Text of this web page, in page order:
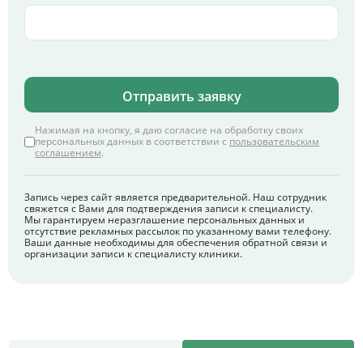
Отправить заявку
Нажимая на кнопку, я даю согласие на обработку своих
персональных данных в соответствии с пользовательским
соглашением.
Запись через сайт является предварительной. Наш сотрудник
свяжется с Вами для подтверждения записи к специалисту.
Мы гарантируем неразглашение персональных данных и
отсутствие рекламных рассылок по указанному вами телефону.
Ваши данные необходимы для обеспечения обратной связи и
организации записи к специалисту клиники.